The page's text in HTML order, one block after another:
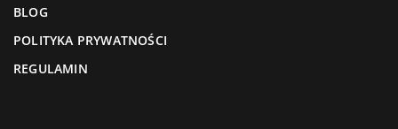
BLOG
POLITYKA PRYWATNOŚCI
REGULAMIN